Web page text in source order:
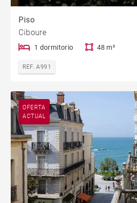
Piso
Ciboure
1 dormitorio 48 m²
REF. A991
OFERTA
ACTUAL